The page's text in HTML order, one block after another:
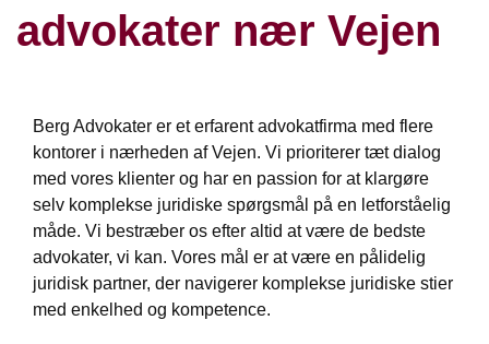
advokater nær Vejen
Berg Advokater er et erfarent advokatfirma med flere
kontorer i nærheden af Vejen. Vi prioriterer tæt dialog
med vores klienter og har en passion for at klargøre
selv komplekse juridiske spørgsmål på en letforståelig
måde. Vi bestræber os efter altid at være de bedste
advokater, vi kan. Vores mål er at være en pålidelig
juridisk partner, der navigerer komplekse juridiske stier
med enkelhed og kompetence.